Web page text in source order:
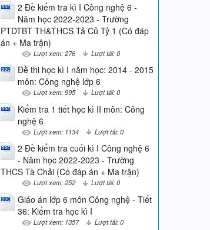
2 Đề kiểm tra kì I Công nghệ 6 -
Năm học 2022-2023 - Trường
PTDTBT TH&THCS Tả Củ Tỷ 1 (Có đáp
án + Ma trận)
Lượt xem: 276 Lượt tải: 0
Đề thi học kì I năm học: 2014 - 2015
môn: Công nghệ lớp 6
Lượt xem: 995 Lượt tải: 0
Kiểm tra 1 tiết học kì II môn: Công
nghệ 6
Lượt xem: 1134 Lượt tải: 0
2 Đề kiểm tra cuối kì I Công nghệ 6
- Năm học 2022-2023 - Trường
THCS Tà Chải (Có đáp án + Ma trận)
Lượt xem: 252 Lượt tải: 0
Giáo án lớp 6 môn Công nghệ - Tiết
36: Kiểm tra học kì I
Lượt xem: 1357 Lượt tải: 0